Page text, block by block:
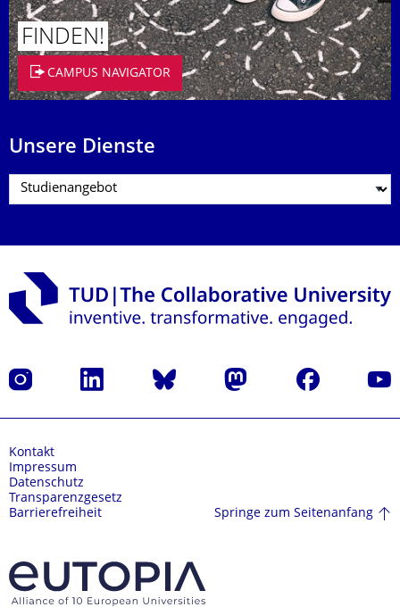
FINDEN!
CAMPUS NAVIGATOR
Unsere Dienste
Instagram LinkedIn Bluesky Mastodon Facebook
Kontakt
Impressum
Datenschutz
Transparenzgesetz
Barrierefreiheit
Springe zum Seitenanfang